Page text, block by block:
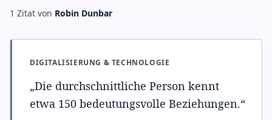
1 Zitat von Robin Dunbar
DIGITALISIERUNG & TECHNOLOGIE
„Die durchschnittliche Person kennt
etwa 150 bedeutungsvolle Beziehungen.“